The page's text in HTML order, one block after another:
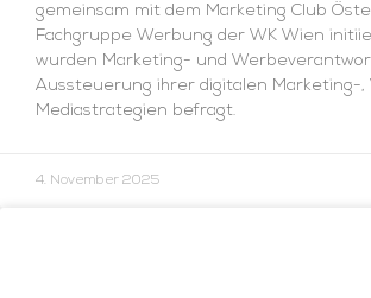
gemeinsam mit dem Marketing Club
Fachgruppe Werbung der WK Wien
wurden Marketing- und
Aussteuerung ihrer digitalen Marketing-,
Mediastrategien befragt.
4. November 2025